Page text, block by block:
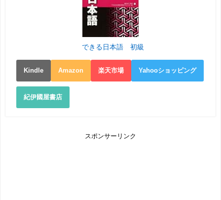
できる日本語 初級
Kindle Amazon 楽天市場 Yahooショッピング
紀伊國屋書店
スポンサーリンク